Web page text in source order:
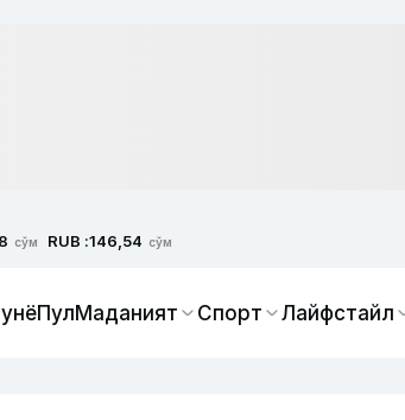
сўм RUB :146,54 сўм
ПулМаданият Спорт Лайфстайл